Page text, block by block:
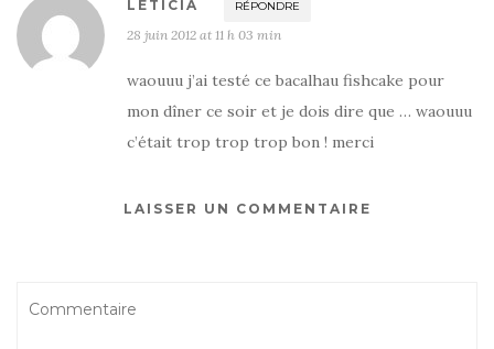
LETICIA RÉPONDRE
28 juin 2012 at 11 h 03 min
waouuu j’ai testé ce bacalhau fishcake pour
mon dîner ce soir et je dois dire que … waouuu
c’était trop trop trop bon ! merci
LAISSER UN COMMENTAIRE